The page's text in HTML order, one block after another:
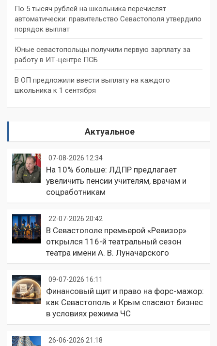
По 5 тысяч рублей на школьника перечислят
автоматически: правительство Севастополя утвердило
порядок выплат
Юные севастопольцы получили первую зарплату за
работу в ИТ-центре ПСБ
В ОП предложили ввести выплату на каждого
школьника к 1 сентября
Актуальное
07-08-2026 12:34
На 10% больше: ЛДПР предлагает
увеличить пенсии учителям, врачам и
соцработникам
22-07-2026 20:42
В Севастополе премьерой «Ревизор»
открылся 116-й театральный сезон
театра имени А. В. Луначарского
09-07-2026 16:11
Финансовый щит и право на форс-мажор:
как Севастополь и Крым спасают бизнес
в условиях режима ЧС
26-06-2026 21:18